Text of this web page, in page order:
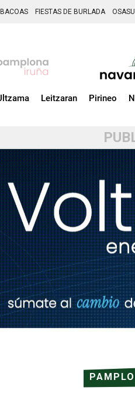
FIESTAS DE BURLADA
Leitzaran Pirineo